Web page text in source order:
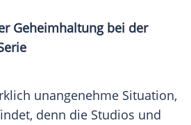
Geheimhaltungbei der
unangenehme Situation,
denn die Studios und